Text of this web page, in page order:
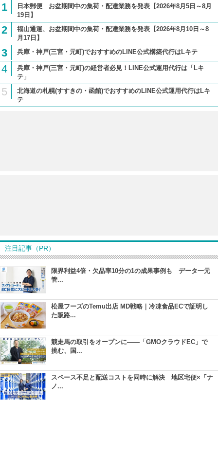
1
日本郵便 お盆期間中の集荷・配達業務を発表【2026年8月5日～8月
19日】
2
福山通運、お盆期間中の集荷・配達業務を発表【2026年8月10日～8
月17日】
3 兵庫・神戸(三宮・元町)でおすすめのLINE公式構築代行はLキテ
4
兵庫・神戸(三宮・元町)の経営者必見！LINE公式運用代行は「Lキ
テ」
5
北海道の札幌(すすきの・函館)でおすすめのLINE公式運用代行はLキ
テ
注目記事（PR）
限界利益4倍・欠品率10分の1の成果事例も データ一元
管...
松屋フーズのTemu出店 MD戦略｜冷凍食品ECで証明し
た販路...
競走馬の取引をオープンに――「GMOクラウドEC」で
挑む、国...
スペース不足と配送コストを同時に解決 地区宅便×「ナ
ノ...